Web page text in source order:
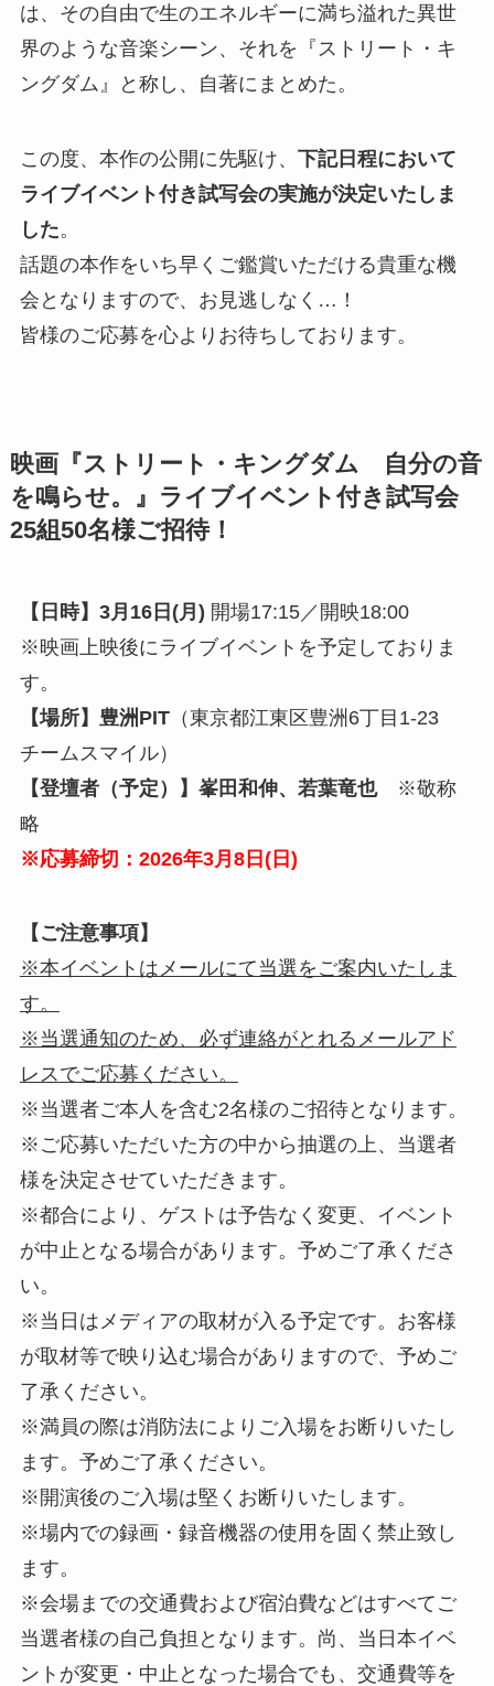
は、その自由で生のエネルギーに満ち溢れた異世
界のような音楽シーン、それを『ストリート・キ
ングダム』と称し、自著にまとめた。
この度、本作の公開に先駆け、 下記日程において
ライブイベント付き試写会の実施が決定いたしま
した。
話題の本作をいち早くご鑑賞いただける貴重な機
会となりますので、お見逃しなく…！
皆様のご応募を心よりお待ちしております。
映画『ストリート・キングダム 自分の音
を鳴らせ。』ライブイベント付き試写会
25組50名様ご招待！
【日時】3月16日(月) 開場17:15／開映18:00
※映画上映後にライブイベントを予定しておりま
す。
【場所】 豊洲PIT（東京都江東区豊洲6丁目1-23
チームスマイル）
【登壇者（予定）】峯田和伸、若葉竜也※敬称
略
※応募締切：2026年3月8日 (日)
【ご注意事項】
※本イベントはメールにて当選をご案内いたしま
す。
※当選通知のため、必ず連絡がとれるメールアド
レスでご応募ください。
※当選者ご本人を含む2名様のご招待となります。
※ご応募いただいた方の中から抽選の上、当選者
様を決定させていただきます。
※都合により、ゲストは予告なく変更、イベント
が中止となる場合があります。予めご了承くださ
い。
※当日はメディアの取材が入る予定です。お客様
が取材等で映り込む場合がありますので、予めご
了承ください。
※満員の際は消防法によりご入場をお断りいたし
ます。予めご了承ください。
※開演後のご入場は堅くお断りいたします。
※場内での録画・録音機器の使用を固く禁止致し
ます。
※会場までの交通費および宿泊費などはすべてご
当選者様の自己負担となります。尚、当日本イベ
ントが変更・中止となった場合でも、交通費等を